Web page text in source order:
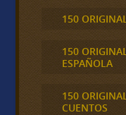
150
150
ESPAÑOLA
150
CUENTOS